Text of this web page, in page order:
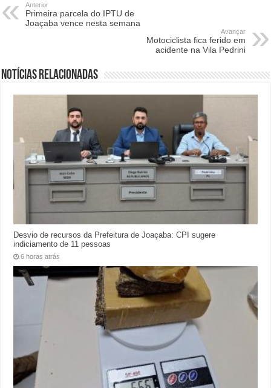
Anterior
Primeira parcela do IPTU de
Joaçaba vence nesta semana
Avançar
Motociclista fica ferido em
acidente na Vila Pedrini
Notícias relacionadas
Desvio de recursos da Prefeitura de Joaçaba: CPI sugere
indiciamento de 11 pessoas
6 horas atrás